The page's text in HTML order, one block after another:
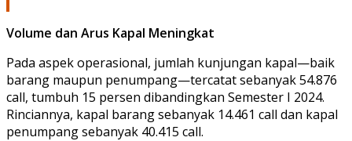
Volume dan Arus Kapal Meningkat
Pada aspek operasional, jumlah kunjungan kapal—baik
barang maupun penumpang—tercatat sebanyak 54.876
call, tumbuh 15 persen dibandingkan Semester I 2024.
Rinciannya, kapal barang sebanyak 14.461 call dan kapal
penumpang sebanyak 40.415 call.